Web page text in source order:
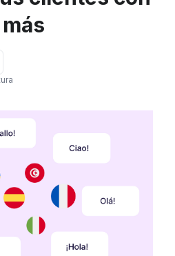
options